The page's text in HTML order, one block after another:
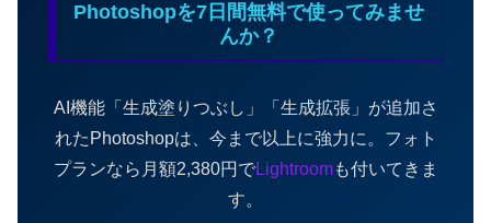
Photoshopを7日間無料で使ってみませ
んか？
AI機能「生成塗りつぶし」「生成拡張」が追加さ
れたPhotoshopは、今まで以上に強力に。フォト
プランなら月額2,380円でLightroomも付いてきま
す。